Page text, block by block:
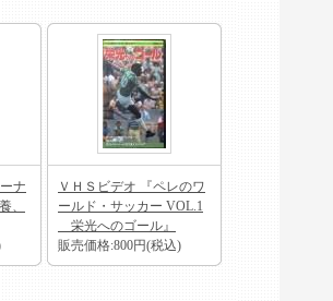
ナ
、
ＶＨＳビデオ 『ペレのワ
ールド・サッカー VOL.1
栄光へのゴール』
販売価格:800円(税込)